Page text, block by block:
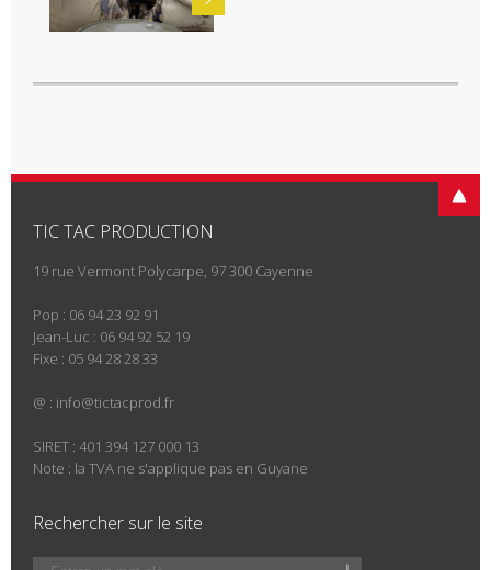
TIC TAC PRODUCTION
19 rue Vermont Polycarpe, 97 300 Cayenne
Pop : 06 94 23 92 91
Jean-Luc : 06 94 92 52 19
Fixe : 05 94 28 28 33
@ : info@tictacprod.fr
SIRET : 401 394 127 000 13
Note : la TVA ne s'applique pas en Guyane
Rechercher sur le site